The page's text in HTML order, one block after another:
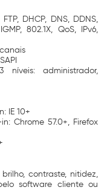
DHCP, DNS, DDNS,
802.1X, QoS, IPv6,
níveis: administrador,
IE 10+
Chrome 57.0+, Firefox
contraste, nitidez,
software cliente ou